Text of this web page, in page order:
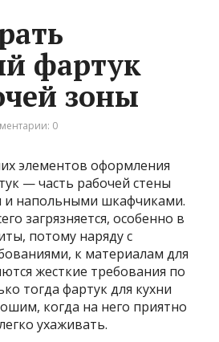
фартук
зоны
0
элементов оформления
— часть рабочей стены
напольными шкафчиками.
загрязняется, особенно в
потому наряду с
к материалам для
жесткие требования по
тогда фартук для кухни
когда на него приятно
ухаживать.